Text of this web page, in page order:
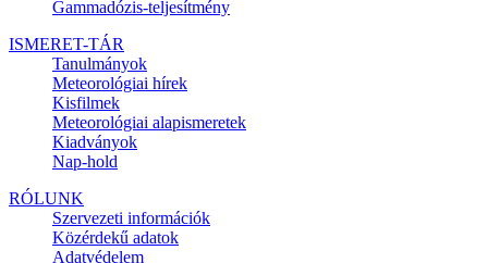
Gammadózis-teljesítmény
ISMERET-TÁR
Tanulmányok
Meteorológiai hírek
Kisfilmek
Meteorológiai alapismeretek
Kiadványok
Nap-hold
RÓLUNK
Szervezeti információk
Közérdekű adatok
Adatvédelem